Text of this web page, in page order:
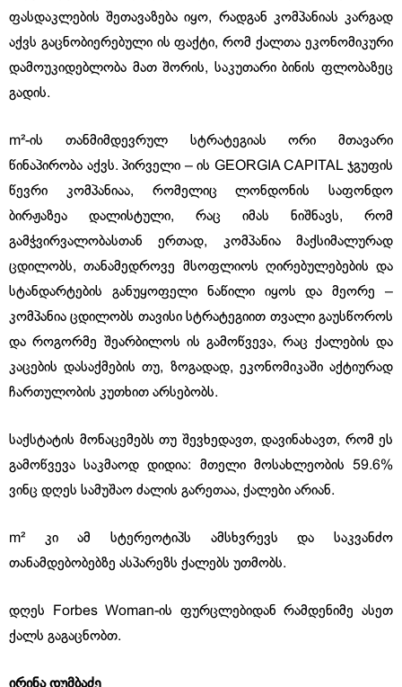
ფასდაკლების შეთავაზება იყო, რადგან კომპანიას კარგად
აქვს გაცნობიერებული ის ფაქტი, რომ ქალთა ეკონომიკური
დამოუკიდებლობა მათ შორის, საკუთარი ბინის ფლობაზეც
გადის.
m²-ის თანმიმდევრულ სტრატეგიას ორი მთავარი
წინაპირობა აქვს. პირველი – ის GEORGIA CAPITAL ჯგუფის
წევრი კომპანიაა, რომელიც ლონდონის საფონდო
ბირჟაზეა დალისტული, რაც იმას ნიშნავს, რომ
გამჭვირვალობასთან ერთად, კომპანია მაქსიმალურად
ცდილობს, თანამედროვე მსოფლიოს ღირებულებების და
სტანდარტების განუყოფელი ნაწილი იყოს და მეორე –
კომპანია ცდილობს თავისი სტრატეგიით თვალი გაუსწოროს
და როგორმე შეარბილოს ის გამოწვევა, რაც ქალების და
კაცების დასაქმების თუ, ზოგადად, ეკონომიკაში აქტიურად
ჩართულობის კუთხით არსებობს.
საქსტატის მონაცემებს თუ შევხედავთ, დავინახავთ, რომ ეს
გამოწვევა საკმაოდ დიდია: მთელი მოსახლეობის 59.6%
ვინც დღეს სამუშაო ძალის გარეთაა, ქალები არიან.
m² კი ამ სტერეოტიპს ამსხვრევს და საკვანძო
თანამდებობებზე ასპარეზს ქალებს უთმობს.
დღეს Forbes Woman-ის ფურცლებიდან რამდენიმე ასეთ
ქალს გაგაცნობთ.
ირინა დუმბაძე